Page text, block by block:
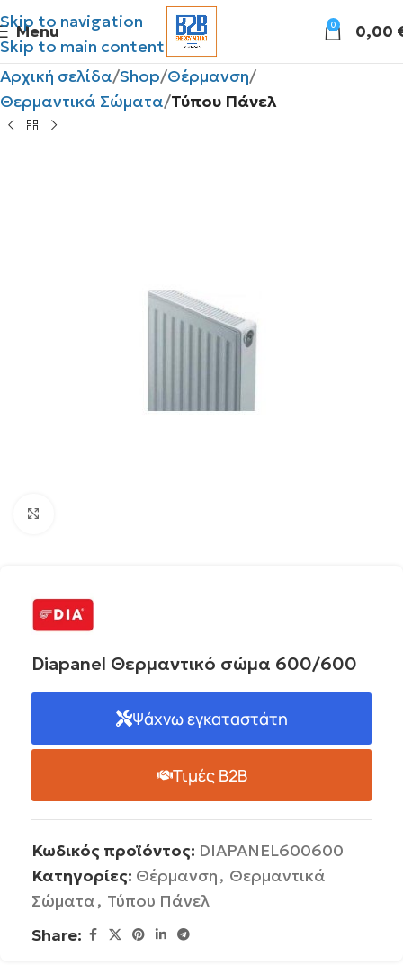
Skip to navigation
Skip to main content
Menu 0 0,00
Αρχική σελίδα Shop Θέρμανση
Θερμαντικά Σώματα Τύπου Πάνελ
Diapanel Θερμαντικό σώμα 600/600
Ψάχνω εγκαταστάτη
Τιμές B2B
Κωδικός προϊόντος: DIAPANEL600600
Κατηγορίες: Θέρμανση, Θερμαντικά
Σώματα, Τύπου Πάνελ
Share: